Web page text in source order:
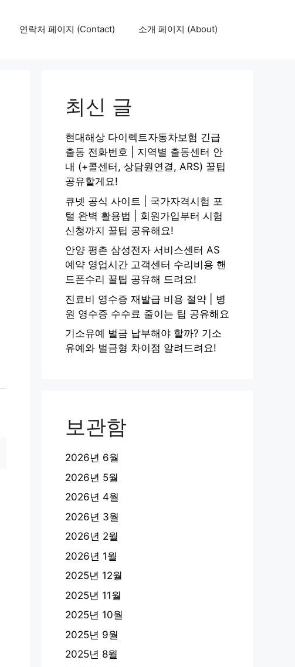
연락처 페이지 (Contact) 소개 페이지 (About)
최신 글
현대해상 다이렉트자동차보험 긴급
출동 전화번호 | 지역별 출동센터 안
내 (+콜센터, 상담원연결, ARS) 꿀팁
공유할게요!
큐넷 공식 사이트 | 국가자격시험 포
털 완벽 활용법 | 회원가입부터 시험
신청까지 꿀팁 공유해요!
안양 평촌 삼성전자 서비스센터 AS
예약 영업시간 고객센터 수리비용 핸
드폰수리 꿀팁 공유해 드려요!
진료비 영수증 재발급 비용 절약 | 병
원 영수증 수수료 줄이는 팁 공유해요
기소유예 벌금 납부해야 할까? 기소
유예와 벌금형 차이점 알려드려요!
보관함
2026년 6월
2026년 5월
2026년 4월
2026년 3월
2026년 2월
2026년 1월
2025년 12월
2025년 11월
2025년 10월
2025년 9월
2025년 8월